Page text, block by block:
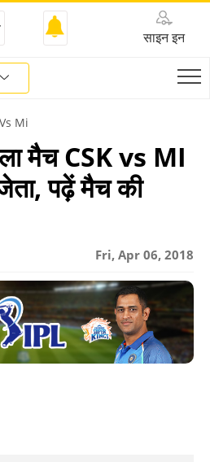
साइन इन
Mi
मैच CSK vs MI
पढ़ें मैच की
Fri, Apr 06, 2018